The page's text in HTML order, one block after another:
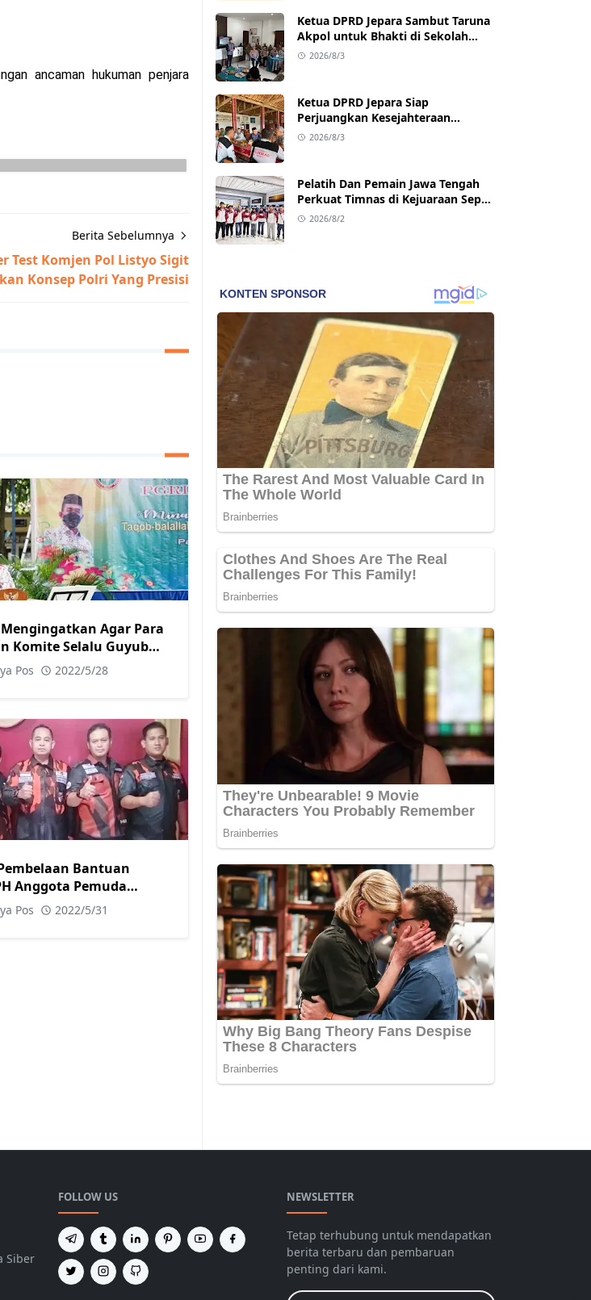
ancaman hukuman penjara
Berita Sebelumnya
Test Komjen Pol Listyo Sigit
Konsep Polri Yang Presisi
Agar Para
Komite Selalu Guyub
Pos 2022/5/28
Bantuan
Anggota Pemuda
Gratis
Pos 2022/5/31
Ketua DPRD Jepara Sambut Taruna
Akpol untuk Bhakti di Sekolah
Rakyat Jepara
2026/8/3
Ketua DPRD Jepara Siap
Perjuangkan Kesejahteraan
Satlinmas Jepara
2026/8/3
Pelatih Dan Pemain Jawa Tengah
Perkuat Timnas di Kejuaraan Sepak
takraw Internasional
2026/8/2
Siber
FOLLOW US NEWSLETTER
Tetap terhubung untuk mendapatkan
berita terbaru dan pembaruan
penting dari kami.